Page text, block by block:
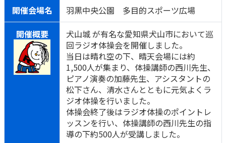
各種サービス・お知らせ
かんぽプラチナライフサービス
ご契約のしおり・約款（Web約款）
お問い合わせ
保険用語集
お問い合わせ
かんぽアプリ～かんぽの健康と安心を手のひらに～
すこやか健康ラボ
ラジオ体操・みんなの体操
かんぽ生命のサステナビリティ
お客さまの声／お客さまサービス向上の取組み
開催会場名
羽黒中央公園 多目的スポーツ広場
開催概要
犬山城 が有名な愛知県犬山市において巡
回ラジオ体操会を開催しました。
当日は晴れ空の下、晴天会場には約
1,500人が集まり、体操講師の西川先生、
ピアノ演奏の加藤先生、アシスタントの
松下さん、清水さんとともに元気よくラ
ジオ体操を行いました。
体操会終了後はラジオ体操のポイントレ
ッスンを行い、体操講師の西川先生の指
導の下約500人が受講しました。